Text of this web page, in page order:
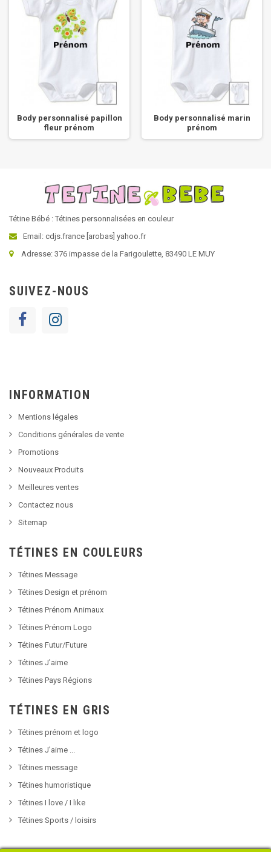
Body personnalisé papillon
fleur prénom
Body personnalisé marin
prénom
Tétine Bébé : Tétines personnalisées en couleur
Email: cdjs.france [arobas] yahoo.fr
Adresse: 376 impasse de la Farigoulette, 83490 LE MUY
SUIVEZ-NOUS
INFORMATION
Mentions légales
Conditions générales de vente
Promotions
Nouveaux Produits
Meilleures ventes
Contactez nous
Sitemap
TÉTINES EN COULEURS
Tétines Message
Tétines Design et prénom
Tétines Prénom Animaux
Tétines Prénom Logo
Tétines Futur/Future
Tétines J'aime
Tétines Pays Régions
TÉTINES EN GRIS
Tétines prénom et logo
Tétines J'aime ...
Tétines message
Tétines humoristique
Tétines I love / I like
Tétines Sports / loisirs